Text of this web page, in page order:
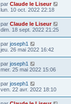
par Claude le Liseur
lun. 10 oct. 2022 22:18
par Claude le Liseur
dim. 18 sept. 2022 21:25
par joseph1
jeu. 26 mai 2022 16:42
par joseph1
mer. 25 mai 2022 15:06
par joseph1
ven. 22 avr. 2022 18:10